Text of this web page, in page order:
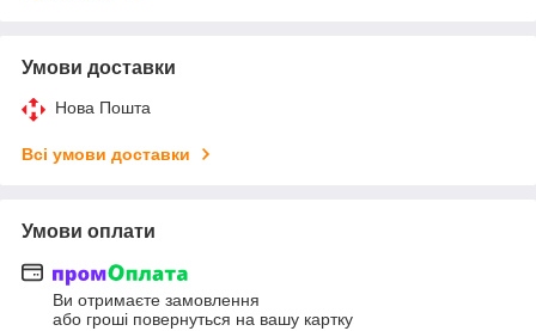
Умови доставки
Нова Пошта
Всі умови доставки
Умови оплати
Ви отримаєте замовлення
або гроші повернуться на вашу картку